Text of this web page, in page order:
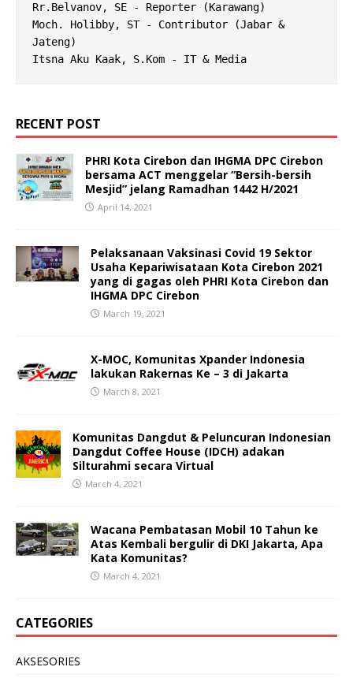
Rr.Belvanov, SE - Reporter (Karawang)
Moch. Holibby, ST - Contributor (Jabar &
Jateng)
Itsna Aku Kaak, S.Kom - IT & Media
RECENT POST
PHRI Kota Cirebon dan IHGMA DPC Cirebon
bersama ACT menggelar “Bersih-bersih
Mesjid” jelang Ramadhan 1442 H/2021
April 14, 2021
Pelaksanaan Vaksinasi Covid 19 Sektor
Usaha Kepariwisataan Kota Cirebon 2021
yang di gagas oleh PHRI Kota Cirebon dan
IHGMA DPC Cirebon
March 19, 2021
X-MOC, Komunitas Xpander Indonesia
lakukan Rakernas Ke – 3 di Jakarta
March 8, 2021
Komunitas Dangdut & Peluncuran Indonesian
Dangdut Coffee House (IDCH) adakan
Silturahmi secara Virtual
March 4, 2021
Wacana Pembatasan Mobil 10 Tahun ke
Atas Kembali bergulir di DKI Jakarta, Apa
Kata Komunitas?
March 4, 2021
CATEGORIES
AKSESORIES